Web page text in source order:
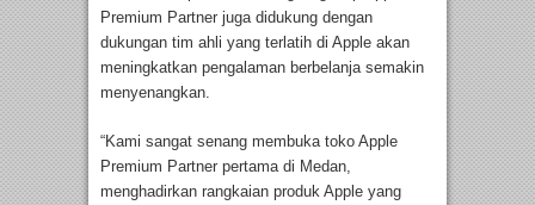
Premium Partner juga didukung dengan
dukungan tim ahli yang terlatih di Apple akan
meningkatkan pengalaman berbelanja semakin
menyenangkan.
“Kami sangat senang membuka toko Apple
Premium Partner pertama di Medan,
menghadirkan rangkaian produk Apple yang